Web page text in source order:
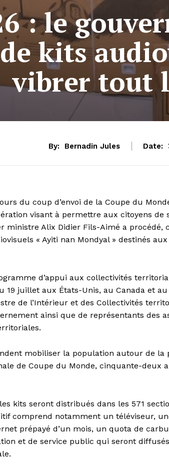
: le
kits
vibrer tout
By: Bernadin Jules Date:
du coup d’envoi de la Coupe du
visant à permettre aux citoyens de
ministre Alix Didier Fils-Aimé a procédé,
« Ayiti nan Mondyal » destinés
d’appui aux collectivités
19 juillet aux États-Unis, au Canada et
de l’Intérieur et des Collectivités
ainsi que de représentants des
mobiliser la population autour de la
de Coupe du Monde, cinquante-deux
kits seront distribués dans les 571
comprend notamment un téléviseur,
prépayé d’un mois, un quota de
et de service public qui seront